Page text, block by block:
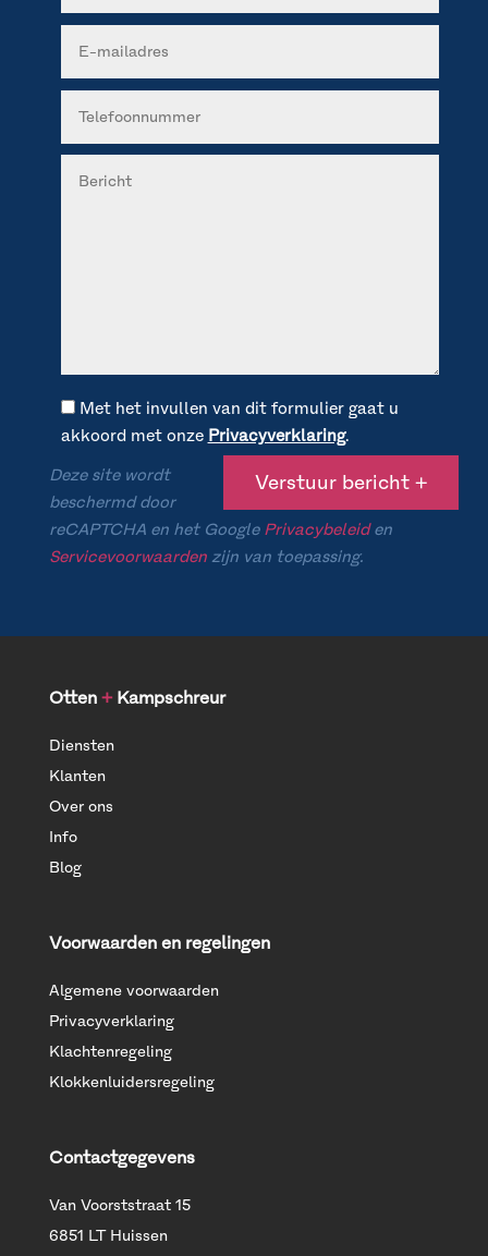
Met het invullen van dit formulier gaat u
akkoord met onze Privacyverklaring.
Deze site wordt
beschermd door
reCAPTCHA en het Google Privacybeleiden
Servicevoorwaardenzijn van toepassing.
Otten +Kampschreur
Diensten
Klanten
Over ons
Info
Blog
Voorwaarden en regelingen
Algemene voorwaarden
Privacyverklaring
Klachtenregeling
Klokkenluidersregeling
Contactgegevens
Van Voorststraat 15
6851 LT Huissen